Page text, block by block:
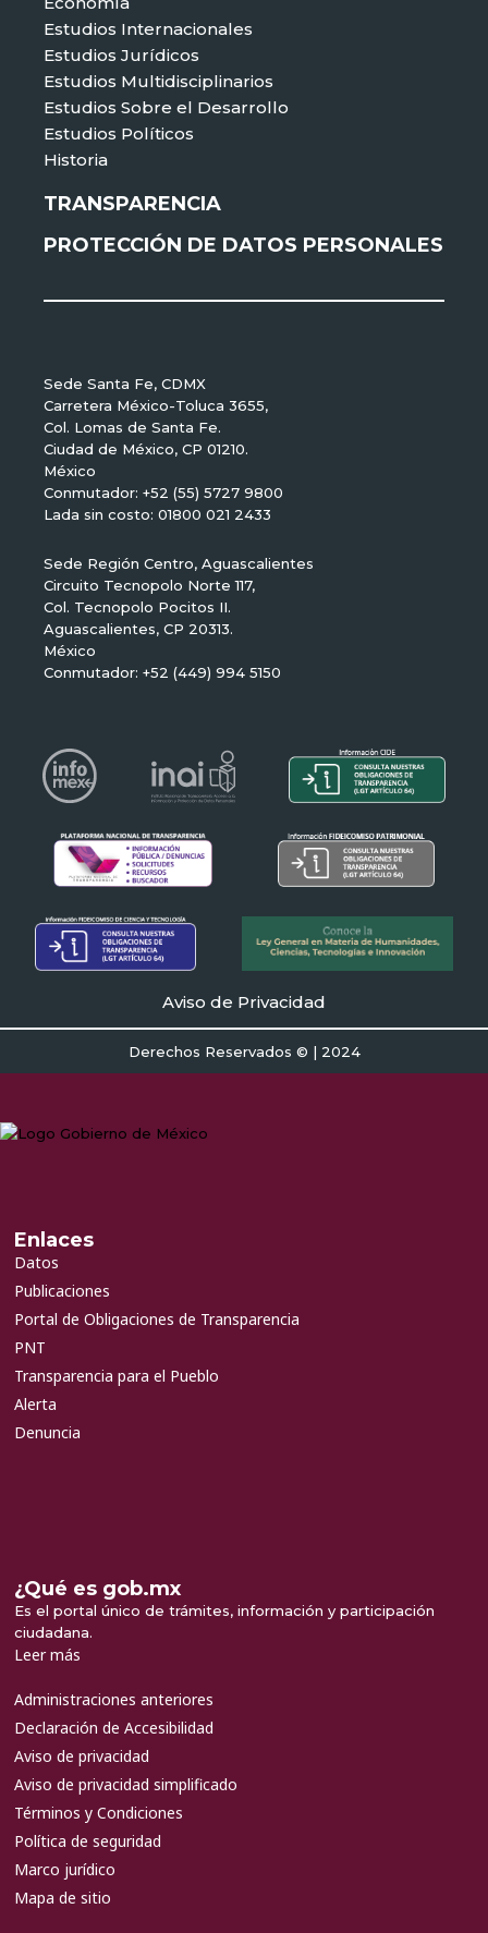
Estudios Internacionales
Estudios Jurídicos
Estudios Multidisciplinarios
Estudios Sobre el Desarrollo
Estudios Políticos
Historia
TRANSPARENCIA
PROTECCIÓN DE DATOS PERSONALES
Sede Santa Fe, CDMX
Carretera México-Toluca 3655,
Col. Lomas de Santa Fe.
Ciudad de México, CP 01210.
México
Conmutador: +52 (55) 5727 9800
Lada sin costo: 01800 021 2433
Sede Región Centro, Aguascalientes
Circuito Tecnopolo Norte 117,
Col. Tecnopolo Pocitos II.
Aguascalientes, CP 20313.
México
Conmutador: +52 (449) 994 5150
Aviso de Privacidad
Derechos Reservados © | 2024
Enlaces
Datos
Publicaciones
Portal de Obligaciones de Transparencia
PNT
Transparencia para el Pueblo
Alerta
Denuncia
¿Qué es gob.mx
Es el portal único de trámites, información y participación
ciudadana.
Leer más
Administraciones anteriores
Declaración de Accesibilidad
Aviso de privacidad
Aviso de privacidad simplificado
Términos y Condiciones
Política de seguridad
Marco jurídico
Mapa de sitio